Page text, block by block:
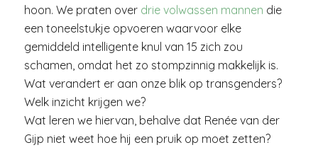
hoon. We praten over drie volwassen mannen die
een toneelstukje opvoeren waarvoor elke
gemiddeld intelligente knul van 15 zich zou
schamen, omdat het zo stompzinnig makkelijk is.
Wat verandert er aan onze blik op transgenders?
Welk inzicht krijgen we?
Wat leren we hiervan, behalve dat Renée van der
Gijp niet weet hoe hij een pruik op moet zetten?